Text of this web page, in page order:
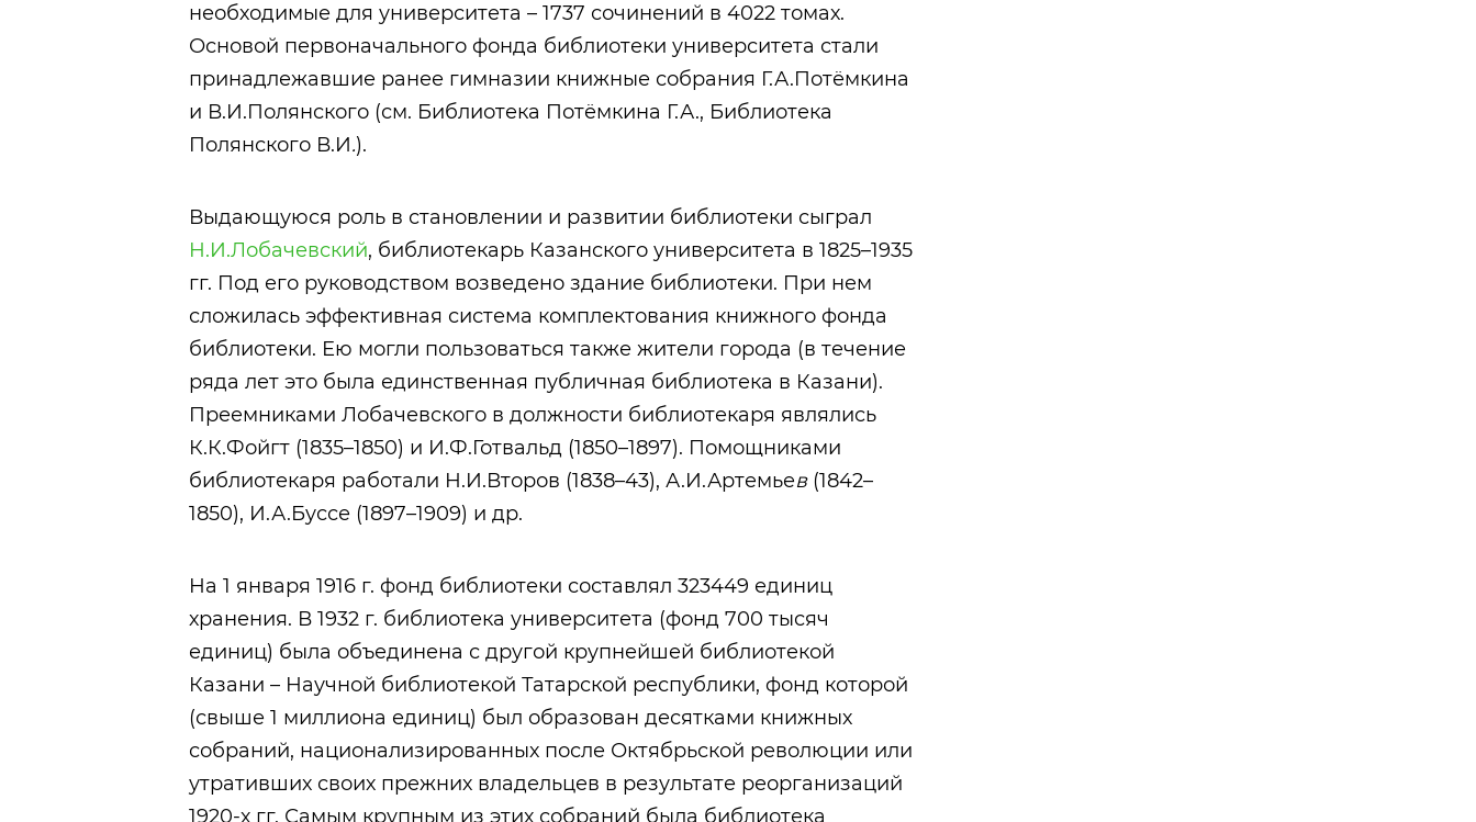
необходимые для университета – 1737 сочинений в 4022 томах.
Основой первоначального фонда библиотеки университета стали
принадлежавшие ранее гимназии книжные собрания Г.А.Потёмкина
и В.И.Полянского (см. Библиотека Потёмкина Г.А., Библиотека
Полянского В.И.).
Выдающуюся роль в становлении и развитии библиотеки сыграл
Н.И.Лобачевский, библиотекарь Казанского университета в 1825–1935
гг. Под его руководством возведено здание библиотеки. При нем
сложилась эффективная система комплектования книжного фонда
библиотеки. Ею могли пользоваться также жители города (в течение
ряда лет это была единственная публичная библиотека в Казани).
Преемниками Лобачевского в должности библиотекаря являлись
К.К.Фойгт (1835–1850) и И.Ф.Готвальд (1850–1897). Помощниками
библиотекаря работали Н.И.Второв (1838–43), А.И.Артемьев(1842–
1850), И.А.Буссе (1897–1909) и др.
На 1 января 1916 г. фонд библиотеки составлял 323449 единиц
хранения. В 1932 г. библиотека университета (фонд 700 тысяч
единиц) была объединена с другой крупнейшей библиотекой
Казани – Научной библиотекой Татарской республики, фонд которой
(свыше 1 миллиона единиц) был образован десятками книжных
собраний, национализированных после Октябрьской революции или
утративших своих прежних владельцев в результате реорганизаций
1920-х гг. Самым крупным из этих собраний была библиотека